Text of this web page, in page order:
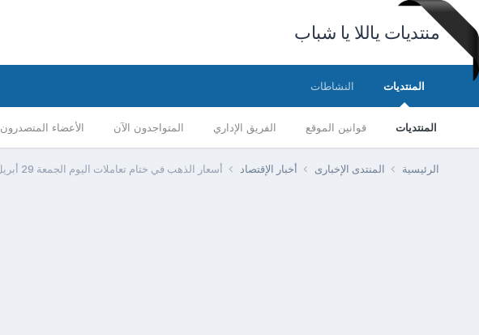
منتديات ياللا يا شباب
المنتديات
المنتديات قوانين الموقع الفريق الإداري المتواجدون الآن الأعضاء المتصدرون
النشاطات
الرئيسية المنتدى الإخبارى أخبار الإقتصاد أسعار الذهب في ختام تعاملات اليوم الجمعة 29 أبريل